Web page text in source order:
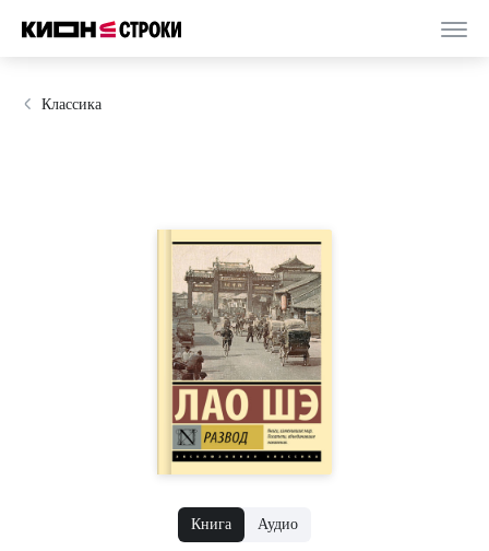
Классика
Книга Аудио